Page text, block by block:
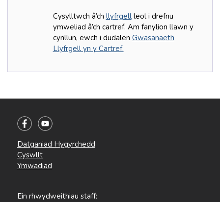
Cysylltwch â’ch llyfrgellleol i drefnu
ymweliad â’ch cartref. Am fanylion llawn y
cynllun, ewch i dudalen Gwasanaeth
Llyfrgell yn y Cartref.
Datganiad Hygyrchedd
Cyswllt
Ymwadiad
Ein rhwydweithiau staff: